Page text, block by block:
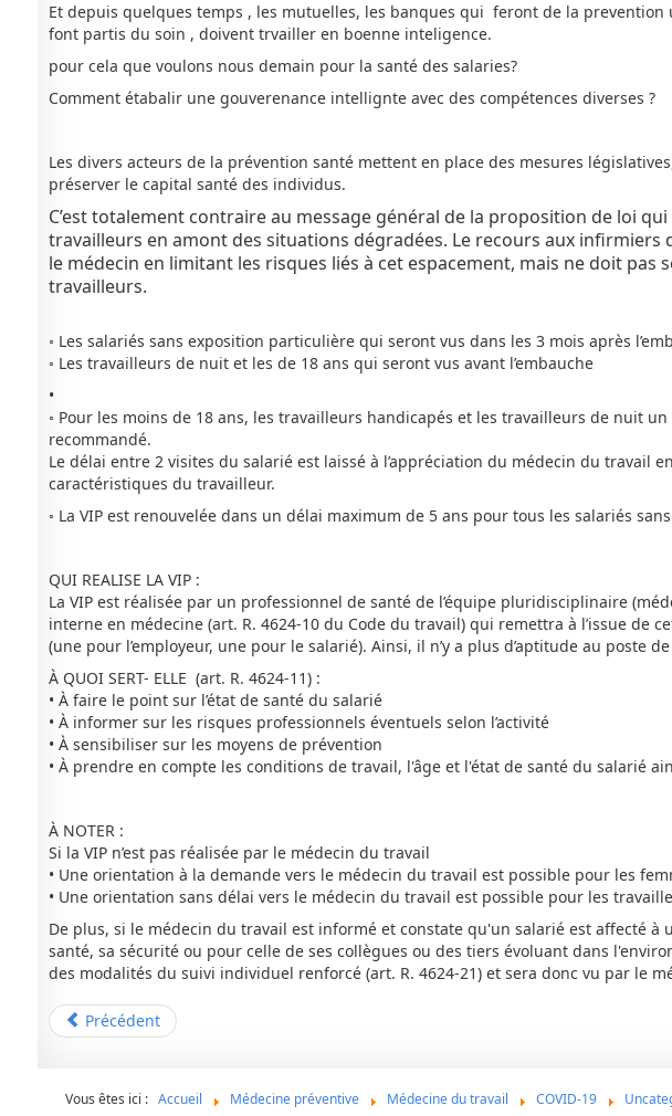
Et depuis quelques temps , les mutuelles, les banques qui feront de la prevention
font partis du soin , doivent trvailler en boenne inteligence.
pour cela que voulons nous demain pour la santé des salaries?
Comment étabalir une gouverenance intellignte avec des compétences diverses ?
Les divers acteurs de la prévention santé mettent en place des mesures
préserver le capital santé des individus.
C’est totalement contraire au message général de la proposition de loi
travailleurs en amont des situations dégradées. Le recours aux
le médecin en limitant les risques liés à cet espacement, mais ne doit pas
travailleurs.
◦ Les salariés sans exposition particulière qui seront vus dans les 3 mois après
◦ Les travailleurs de nuit et les de 18 ans qui seront vus avant l’embauche
•
◦ Pour les moins de 18 ans, les travailleurs handicapés et les travailleurs de nuit
recommandé.
Le délai entre 2 visites du salarié est laissé à l’appréciation du médecin du travail
caractéristiques du travailleur.
◦ La VIP est renouvelée dans un délai maximum de 5 ans pour tous les salariés
QUI REALISE LA VIP :
La VIP est réalisée par un professionnel de santé de l’équipe pluridisciplinaire
interne en médecine (art. R. 4624-10 du Code du travail) qui remettra à l’issue de
(une pour l’employeur, une pour le salarié). Ainsi, il n’y a plus d’aptitude au poste
À QUOI SERT- ELLE (art. R. 4624-11) :
• À faire le point sur l’état de santé du salarié
• À informer sur les risques professionnels éventuels selon l’activité
• À sensibiliser sur les moyens de prévention
• À prendre en compte les conditions de travail, l'âge et l'état de santé du salarié
À NOTER :
Si la VIP n’est pas réalisée par le médecin du travail
• Une orientation à la demande vers le médecin du travail est possible pour les
• Une orientation sans délai vers le médecin du travail est possible pour les
De plus, si le médecin du travail est informé et constate qu'un salarié est affecté
santé, sa sécurité ou pour celle de ses collègues ou des tiers évoluant dans
des modalités du suivi individuel renforcé (art. R. 4624-21) et sera donc vu par le
Précédent
Vous êtes ici : Accueil Médecine préventive Médecine du travail COVID-19